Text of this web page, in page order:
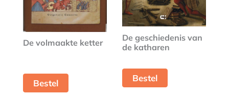
De volmaakte ketter
Bestel
De geschiedenis van
de katharen
Bestel